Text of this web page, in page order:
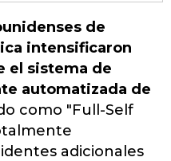
de
intensificaron
el sistema de
automatizada de
como "Full-Self
adicionales